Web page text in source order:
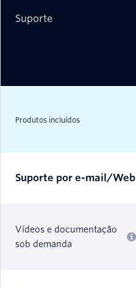
Suporte
Produtos incluídos
Suporte por e-mail/Web
Vídeos e documentação
sob demanda